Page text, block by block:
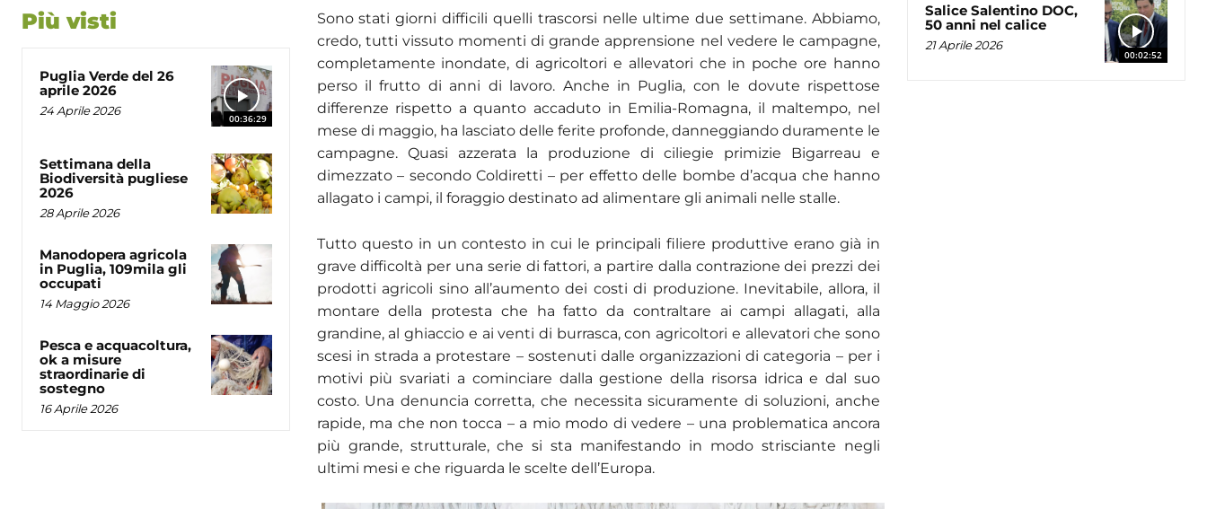
Più visti
00:36:29
Puglia Verde del 26
aprile 2026
24 Aprile 2026
Settimana della
Biodiversità pugliese
2026
28 Aprile 2026
Manodopera agricola
in Puglia, 109mila gli
occupati
14 Maggio 2026
Pesca e acquacoltura,
ok a misure
straordinarie di
sostegno
16 Aprile 2026
Sono stati giorni difficili quelli trascorsi nelle ultime due settimane. Abbiamo,
credo, tutti vissuto momenti di grande apprensione nel vedere le campagne,
completamente inondate, di agricoltori e allevatori che in poche ore hanno
perso il frutto di anni di lavoro. Anche in Puglia, con le dovute rispettose
differenze rispetto a quanto accaduto in Emilia-Romagna, il maltempo, nel
mese di maggio, ha lasciato delle ferite profonde, danneggiando duramente le
campagne. Quasi azzerata la produzione di ciliegie primizie Bigarreau e
dimezzato – secondo Coldiretti – per effetto delle bombe d’acqua che hanno
allagato i campi, il foraggio destinato ad alimentare gli animali nelle stalle.
Tutto questo in un contesto in cui le principali filiere produttive erano già in
grave difficoltà per una serie di fattori, a partire dalla contrazione dei prezzi dei
prodotti agricoli sino all’aumento dei costi di produzione. Inevitabile, allora, il
montare della protesta che ha fatto da contraltare ai campi allagati, alla
grandine, al ghiaccio e ai venti di burrasca, con agricoltori e allevatori che sono
scesi in strada a protestare – sostenuti dalle organizzazioni di categoria – per i
motivi più svariati a cominciare dalla gestione della risorsa idrica e dal suo
costo. Una denuncia corretta, che necessita sicuramente di soluzioni, anche
rapide, ma che non tocca – a mio modo di vedere – una problematica ancora
più grande, strutturale, che si sta manifestando in modo strisciante negli
ultimi mesi e che riguarda le scelte dell’Europa.
00:02:52
Salice Salentino DOC,
50 anni nel calice
21 Aprile 2026